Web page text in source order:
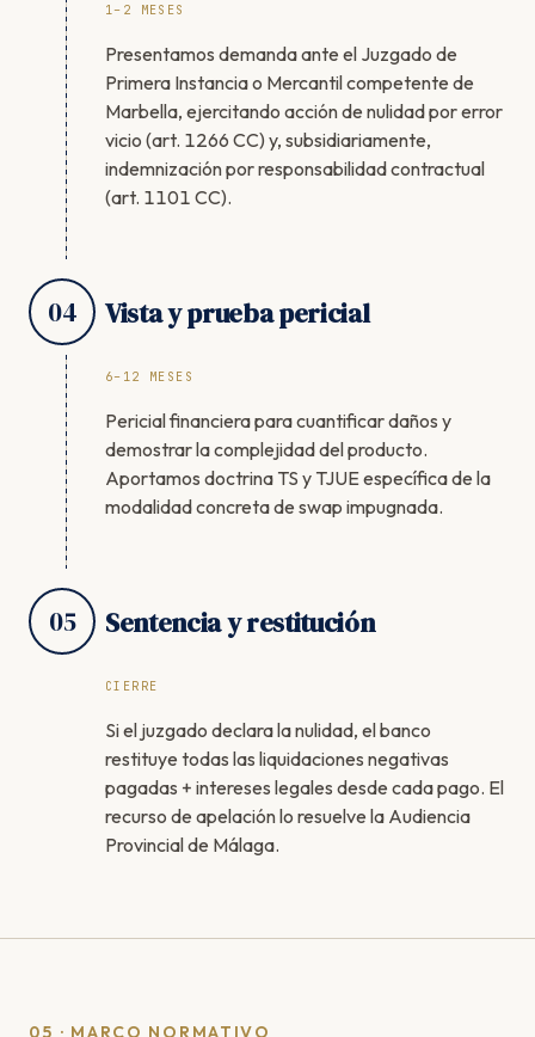
1–2 MESES
Presentamos demanda ante el Juzgado de
Primera Instancia o Mercantil competente de
Marbella, ejercitando acción de nulidad por error
vicio (art. 1266 CC) y, subsidiariamente,
indemnización por responsabilidad contractual
(art. 1101 CC).
04 Vista y prueba pericial
6–12 MESES
Pericial financiera para cuantificar daños y
demostrar la complejidad del producto.
Aportamos doctrina TS y TJUE específica de la
modalidad concreta de swap impugnada.
05 Sentencia y restitución
CIERRE
Si el juzgado declara la nulidad, el banco
restituye todas las liquidaciones negativas
pagadas + intereses legales desde cada pago. El
recurso de apelación lo resuelve la Audiencia
Provincial de Málaga.
05 · MARCO NORMATIVO